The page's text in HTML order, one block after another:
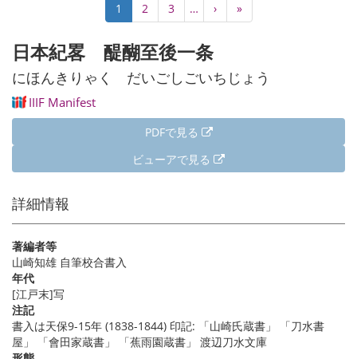
カ
レ
ン
ト
1 Page
2 Page
3 …
次
ペ
ジ
›
最
終
ジ
»
日本紀畧 醍醐至後一条
にほんきりゃく だいごしごいちじょう
IIIF Manifest
PDFで見る
ビューアで見る
詳細情報
著編者等
山崎知雄 自筆校合書入
年代
[江戸末]写
注記
書入は天保9-15年 (1838-1844) 印記: 「山崎氏蔵書」 「刀水書
屋」 「會田家蔵書」 「蕉雨園蔵書」 渡辺刀水文庫